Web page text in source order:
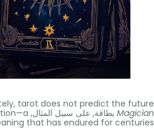
, tarot does not predict the future
Magician بطاقة, على سبيل المثال,
that has endured for centuries